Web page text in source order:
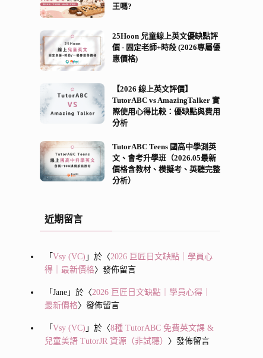
王嗎?
25Hoon 兒童線上英文優缺點評
價 - 固定老師+時段 (2026專屬優
惠價格)
【2026 線上英文評價】
TutorABC vs AmazingTalker 實
際使用心得比較：優缺點與費用
分析
TutorABC Teens 國高中學測英
文、會考升學班（2026.05最新
價格含教材、模擬考、英聽完整
分析）
近期留言
「 Vsy (VC) 」於〈2026 巨匠日文缺點｜學員心
得｜最新價格〉發佈留言
「 Jane 」於〈2026 巨匠日文缺點｜學員心得｜
最新價格〉發佈留言
「 Vsy (VC) 」於〈8種 TutorABC 免費英文課 &
兒童美語 TutorJR 資源（非試聽） 〉發佈留言